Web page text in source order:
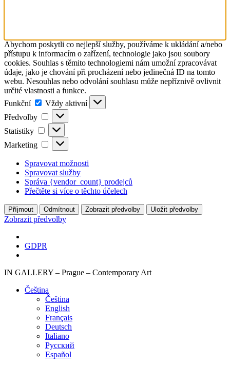
Abychom poskytli co nejlepší služby, používáme k ukládání a/nebo
přístupu k informacím o zařízení, technologie jako jsou soubory
cookies. Souhlas s těmito technologiemi nám umožní zpracovávat
údaje, jako je chování při procházení nebo jedinečná ID na tomto
webu. Nesouhlas nebo odvolání souhlasu může nepříznivě ovlivnit
určité vlastnosti a funkce.
Funkční
Funkční
Vždy aktivní
Předvolby
Předvolby
Statistiky Statistiky
Marketing Marketing
Spravovat možnosti
Spravovat služby
Správa {vendor_count} prodejců
Přečtěte si více o těchto účelech
Příjmout Odmítnout Zobrazit předvolby Uložit předvolby
Zobrazit předvolby
GDPR
IN GALLERY – Prague – Contemporary Art
Čeština‎
Čeština‎
English
Français
Deutsch
Italiano
Русский
Español